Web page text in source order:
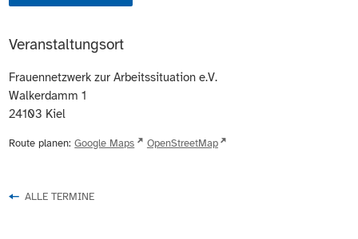
Veranstaltungsort
Frauennetzwerk zur Arbeitssituation e.V.
Walkerdamm 1
24103 Kiel
Route planen: Google Maps OpenStreetMap
ALLE TERMINE